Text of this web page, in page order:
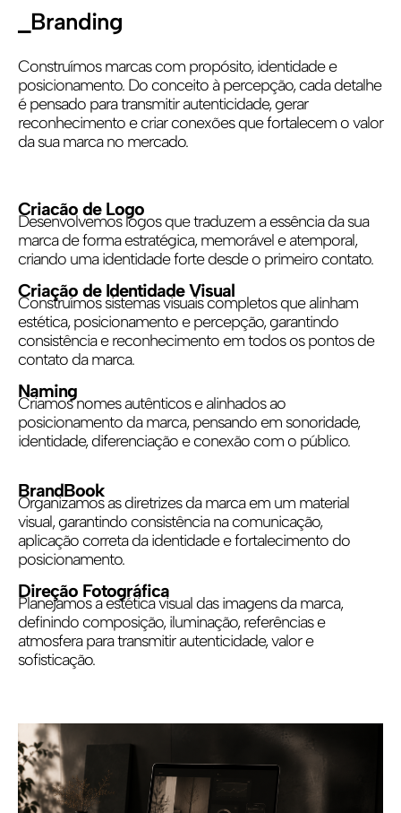
_Branding
Construímos marcas com propósito, identidade e
posicionamento. Do conceito à percepção, cada detalhe
é pensado para transmitir autenticidade, gerar
reconhecimento e criar conexões que fortalecem o valor
da sua marca no mercado.
Criacão de Logo
Desenvolvemos logos que traduzem a essência da sua
marca de forma estratégica, memorável e atemporal,
criando uma identidade forte desde o primeiro contato.
Criação de Identidade Visual
Construímos sistemas visuais completos que alinham
estética, posicionamento e percepção, garantindo
consistência e reconhecimento em todos os pontos de
contato da marca.
Naming
Criamos nomes autênticos e alinhados ao
posicionamento da marca, pensando em sonoridade,
identidade, diferenciação e conexão com o público.
BrandBook
Organizamos as diretrizes da marca em um material
visual, garantindo consistência na comunicação,
aplicação correta da identidade e fortalecimento do
posicionamento.
Direção Fotográfica
Planejamos a estética visual das imagens da marca,
definindo composição, iluminação, referências e
atmosfera para transmitir autenticidade, valor e
sofisticação.